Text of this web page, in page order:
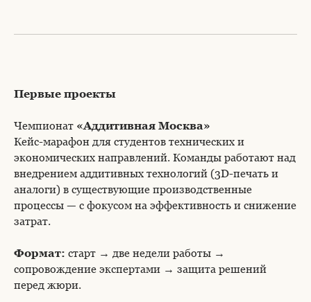
Первые проекты
Чемпионат «Аддитивная Москва»
Кейс-марафон для студентов технических и
экономических направлений. Команды работают над
внедрением аддитивных технологий (3D-печать и
аналоги) в существующие производственные
процессы — с фокусом на эффективность и снижение
затрат.
Формат: старт → две недели работы →
сопровождение экспертами → защита решений
перед жюри.